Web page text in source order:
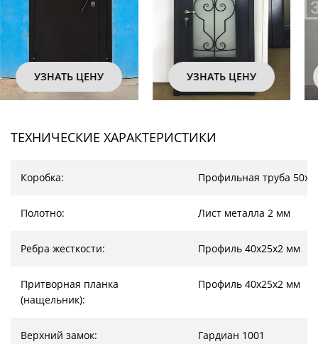
УЗНАТЬ ЦЕНУ УЗНАТЬ ЦЕНУ
ТЕХНИЧЕСКИЕ ХАРАКТЕРИСТИКИ
Коробка: Профильная труба
Полотно: Лист металла 2 мм
Ребра жесткости: Профиль 40х25х2 мм
Притворная планка
(нащельник):
Профиль 40х25х2 мм
Верхний замок: Гардиан 1001